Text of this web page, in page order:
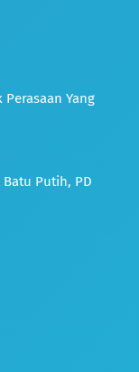
Yang
Putih, PD